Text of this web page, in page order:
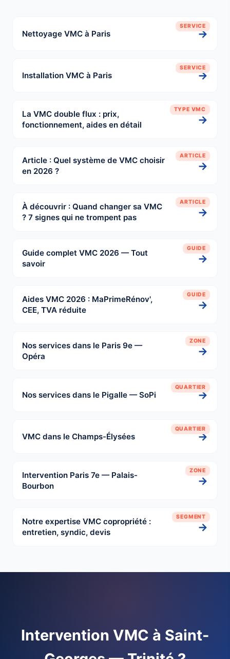
SERVICE
Nettoyage VMC à Paris →
SERVICE
Installation VMC à Paris →
TYPE VMC
La VMC double flux : prix,
fonctionnement, aides en détail
→
ARTICLE
Article : Quel système de VMC choisir
en 2026 ?
→
ARTICLE
À découvrir : Quand changer sa VMC
? 7 signes qui ne trompent pas
→
GUIDE
Guide complet VMC 2026 — Tout
savoir
→
GUIDE
Aides VMC 2026 : MaPrimeRénov',
CEE, TVA réduite
→
ZONE
Nos services dans le Paris 9e —
Opéra
→
QUARTIER
Nos services dans le Pigalle — SoPi →
QUARTIER
VMC dans le Champs-Élysées →
ZONE
Intervention Paris 7e — Palais-
Bourbon
→
SEGMENT
Notre expertise VMC copropriété :
entretien, syndic, devis
→
Intervention VMC à Saint-